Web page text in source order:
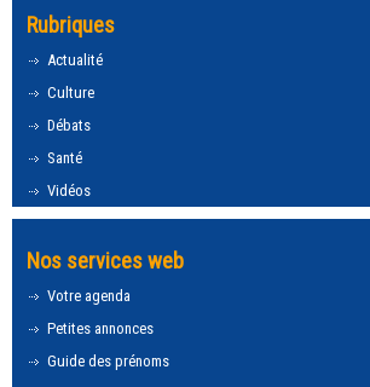
Rubriques
Actualité
Culture
Débats
Santé
Vidéos
Nos services web
Votre agenda
Petites annonces
Guide des prénoms